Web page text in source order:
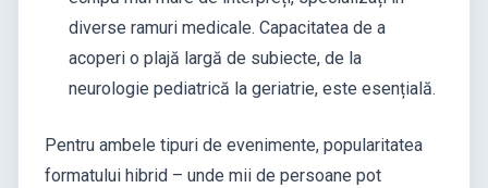
diverse ramuri medicale. Capacitatea de a
acoperi o plajă largă de subiecte, de la
neurologie pediatrică la geriatrie, este esențială.
Pentru ambele tipuri de evenimente, popularitatea
formatului hibrid – unde mii de persoane pot